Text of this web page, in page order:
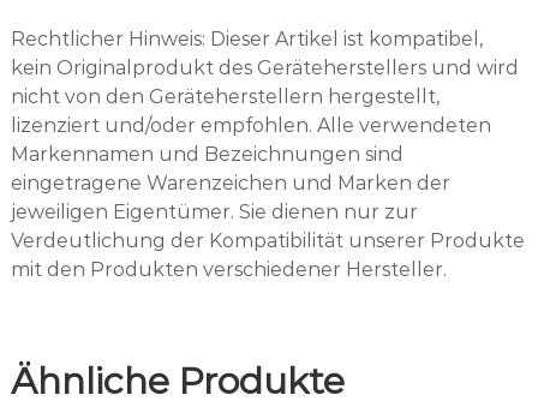
s
s
e
n
d
f
ü
r
K
a
1
Rechtlicher Hinweis: Dieser Artikel ist kompatibel,
kein Originalprodukt des Geräteherstellers und wird
nicht von den Geräteherstellern hergestellt,
lizenziert und/oder empfohlen. Alle verwendeten
Markennamen und Bezeichnungen sind
eingetragene Warenzeichen und Marken der
jeweiligen Eigentümer. Sie dienen nur zur
Verdeutlichung der Kompatibilität unserer Produkte
mit den Produkten verschiedener Hersteller.
Ähnliche Produkte